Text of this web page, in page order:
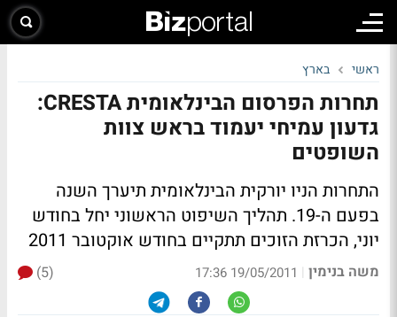
ראשי בארץ
תחרות הפרסום הבינלאומית CRESTA:
גדעון עמיחי יעמוד בראש צוות
השופטים
התחרות הניו יורקית הבינלאומית תיערך השנה
בפעם ה-19. תהליך השיפוט הראשוני יחל בחודש
יוני, הכרזת הזוכים תתקיים בחודש אוקטובר 2011
משה בנימין |
19/05/2011 17:36
(5)